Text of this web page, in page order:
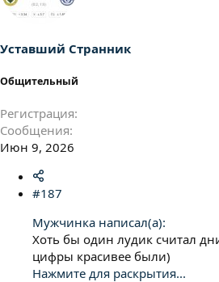
Уставший Странник
Общительный
Регистрация
Сообщения
Июн 9, 2026
#187
Мужчинка написал(а):
Хоть бы один лудик считал
цифры красивее были)
Нажмите для раскрытия...